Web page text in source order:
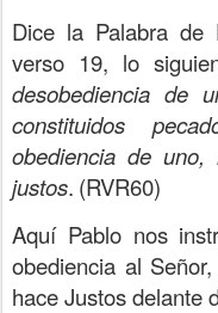
Dice la Palabra de
verso 19, lo
desobediencia de
constituidos
obediencia de uno,
justos. (RVR60)
Aquí Pablo nos
obediencia al
hace Justos delante